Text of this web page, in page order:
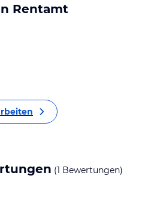
Rentamt
(1 Bewertungen)